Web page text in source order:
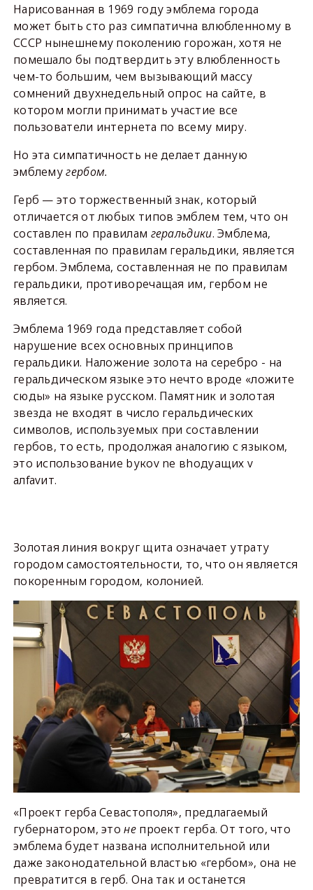
Нарисованная в 1969 году эмблема города
может быть сто раз симпатична влюбленному в
СССР нынешнему поколению горожан, хотя не
помешало бы подтвердить эту влюбленность
чем-то большим, чем вызывающий массу
сомнений двухнедельный опрос на сайте, в
котором могли принимать участие все
пользователи интернета по всему миру.
Но эта симпатичность не делает данную
эмблемугербом.
Герб — это торжественный знак, который
отличается от любых типов эмблем тем, что он
составлен по правилам геральдики. Эмблема,
составленная по правилам геральдики, является
гербом. Эмблема, составленная не по правилам
геральдики, противоречащая им, гербом не
является.
Эмблема 1969 года представляет собой
нарушение всех основных принципов
геральдики. Наложение золота на серебро - на
геральдическом языке это нечто вроде «ложите
сюды» на языке русском. Памятник и золотая
звезда не входят в число геральдических
символов, используемых при составлении
гербов, то есть, продолжая аналогию с языком,
это использование bукоv nе вhодyaщих v
алfаvит.
Золотая линия вокруг щита означает утрату
городом самостоятельности, то, что он является
покоренным городом, колонией.
«Проект герба Севастополя», предлагаемый
губернатором, этонепроект герба. От того, что
эмблема будет названа исполнительной или
даже законодательной властью «гербом», она не
превратится в герб. Она так и останется